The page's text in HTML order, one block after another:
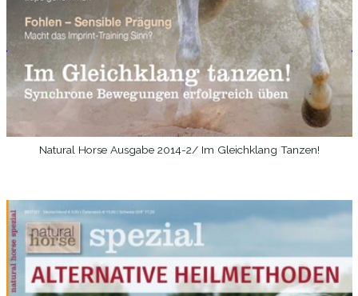
WEITERLESEN
Natural Horse Ausgabe 2014-2/ Im Gleichklang Tanzen!